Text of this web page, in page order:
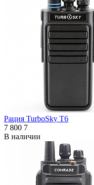
Рация TurboSky T6
7 800 7
В наличии